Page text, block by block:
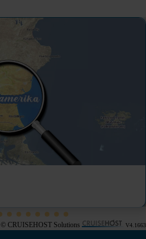
© CRUISEHOST Solutions V4.1663